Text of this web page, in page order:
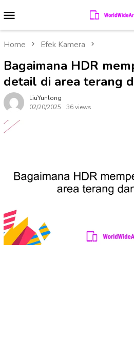
to
contentMenu
Home Efek Kamera
Bagaimana HDR
detail di area terang
LiuYunlong
02/20/2025
36 views